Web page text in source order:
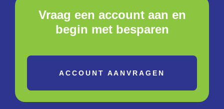
Vraag een account aan en
begin met besparen
ACCOUNT AANVRAGEN